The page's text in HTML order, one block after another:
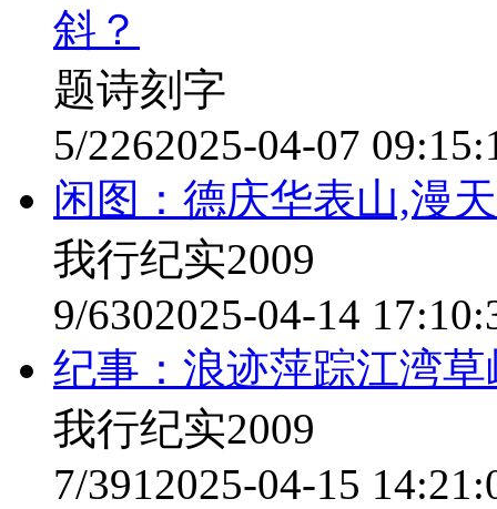
斜？
题诗刻字
5/2262025-04-07
闲图：德庆华表山,漫
我行纪实2009
9/6302025-04-14
纪事：浪迹萍踪江湾
我行纪实2009
7/3912025-04-15